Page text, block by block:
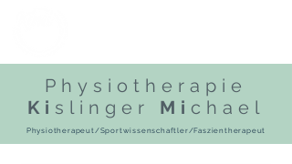
Physiotherapie
Ki slinger Mi chael
Physiotherapeut/Sportwissenschaftler/Faszientherapeut